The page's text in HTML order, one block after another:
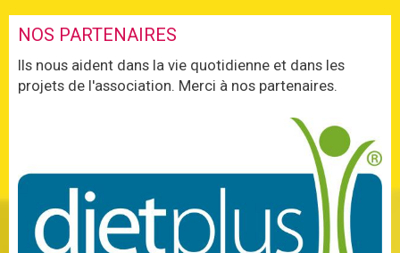
NOS PARTENAIRES
Ils nous aident dans la vie quotidienne et dans les
projets de l'association. Merci à nos partenaires.